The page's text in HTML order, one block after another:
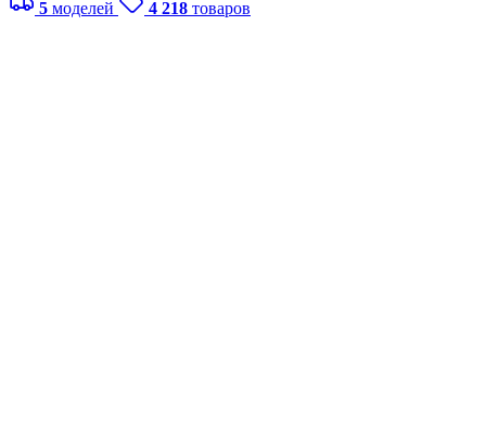
5 моделей 4 218 товаров